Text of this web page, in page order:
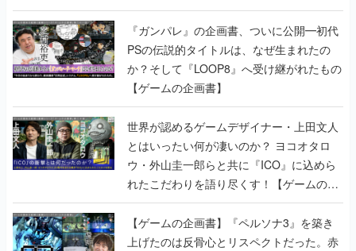
書】
『ガンパレ』の企画書、ついに公開━初代
PSの伝説的タイトルは、なぜ生まれたの
か？そして『LOOP8』へ受け継がれたもの
【ゲームの企画書】
世界が認めるゲームデザイナー・上田文人
とはいったい何が凄いのか？ ヨコオタロ
ウ・外山圭一郎らと共に『ICO』に込めら
れたこだわりを語り尽くす！【ゲームの企
画書】
【ゲームの企画書】『ペルソナ3』を築き
上げたのは反骨心とリスペクトだった。赤